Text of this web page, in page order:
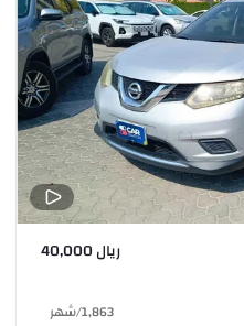
ريال 40,000
1,863
/شهر